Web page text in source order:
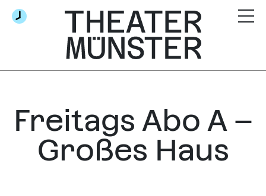
Freitags Abo A –
Großes Haus